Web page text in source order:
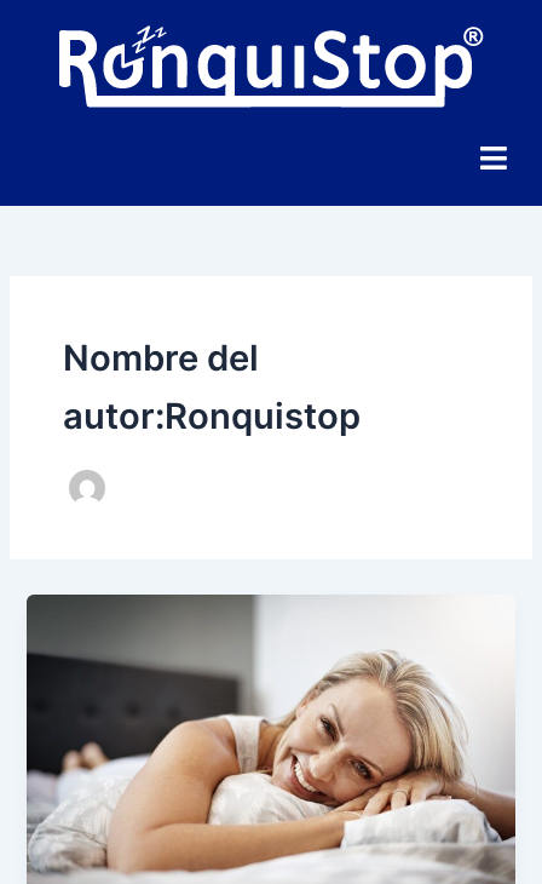
contenido
Nombre del
autor:Ronquistop